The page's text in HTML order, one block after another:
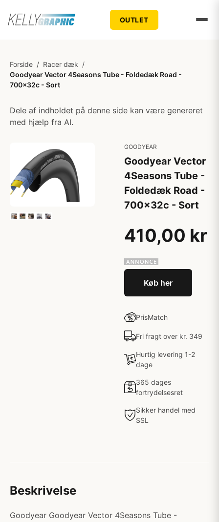
OUTLET
Forside / Racer dæk /
Goodyear Vector 4Seasons Tube - Foldedæk Road -
700x32c - Sort
Dele af indholdet på denne side kan være genereret
med hjælp fra AI.
GOODYEAR
Goodyear Vector
4Seasons Tube -
Foldedæk Road -
700x32c - Sort
410,00 kr
Køb her
PrisMatch
Fri fragt over kr. 349
Hurtig levering 1-2
dage
365 dages
fortrydelsesret
Sikker handel med
SSL
Beskrivelse
Goodyear Goodyear Vector 4Seasons Tube -